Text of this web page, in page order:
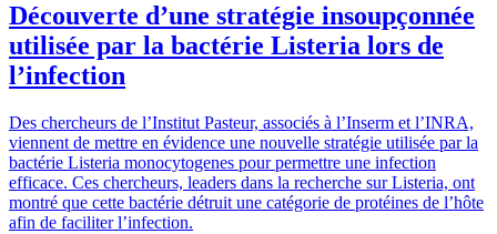
Découverte d’une stratégie insoupçonnée
utilisée par la bactérie Listeria lors de
l’infection
Des chercheurs de l’Institut Pasteur, associés à l’Inserm et l’INRA,
viennent de mettre en évidence une nouvelle stratégie utilisée par la
bactérie Listeria monocytogenes pour permettre une infection
efficace. Ces chercheurs, leaders dans la recherche sur Listeria, ont
montré que cette bactérie détruit une catégorie de protéines de l’hôte
afin de faciliter l’infection.